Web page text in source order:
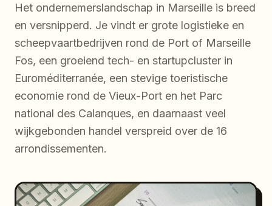
Het ondernemerslandschap in Marseille is breed
en versnipperd. Je vindt er grote logistieke en
scheepvaartbedrijven rond de Port of Marseille
Fos, een groeiend tech- en startupcluster in
Euroméditerranée, een stevige toeristische
economie rond de Vieux-Port en het Parc
national des Calanques, en daarnaast veel
wijkgebonden handel verspreid over de 16
arrondissementen.